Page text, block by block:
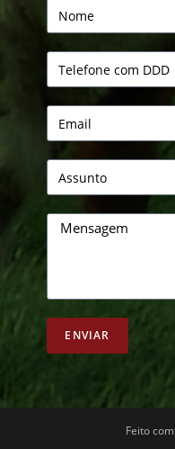
ENVIAR
Feito com